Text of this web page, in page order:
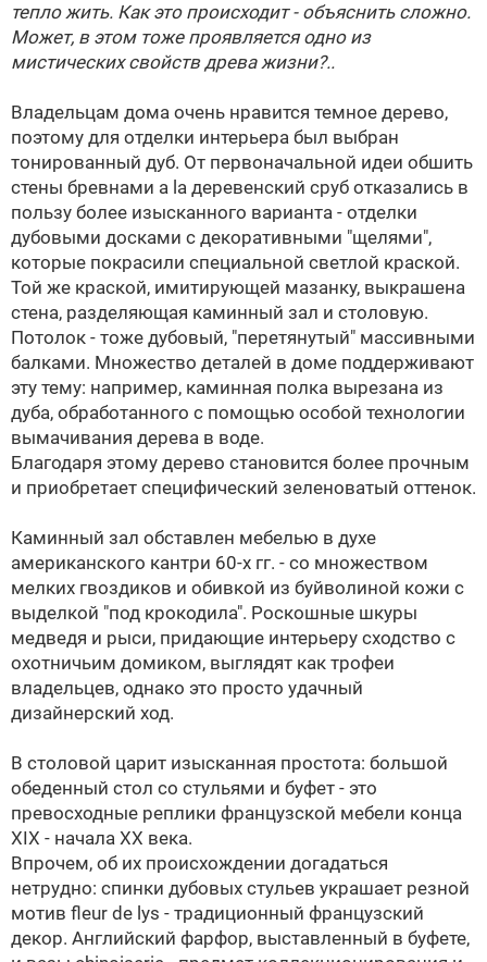
тепло жить. Как это происходит - объяснить сложно.
Может, в этом тоже проявляется одно из
мистических свойств древа жизни?..
Владельцам дома очень нравится темное дерево,
поэтому для отделки интерьера был выбран
тонированный дуб. От первоначальной идеи обшить
стены бревнами a la деревенский сруб отказались в
пользу более изысканного варианта - отделки
дубовыми досками с декоративными "щелями",
которые покрасили специальной светлой краской.
Той же краской, имитирующей мазанку, выкрашена
стена, разделяющая каминный зал и столовую.
Потолок - тоже дубовый, "перетянутый" массивными
балками. Множество деталей в доме поддерживают
эту тему: например, каминная полка вырезана из
дуба, обработанного с помощью особой технологии
вымачивания дерева в воде.
Благодаря этому дерево становится более прочным
и приобретает специфический зеленоватый оттенок.
Каминный зал обставлен мебелью в духе
американского кантри 60-х гг. - со множеством
мелких гвоздиков и обивкой из буйволиной кожи с
выделкой "под крокодила". Роскошные шкуры
медведя и рыси, придающие интерьеру сходство с
охотничьим домиком, выглядят как трофеи
владельцев, однако это просто удачный
дизайнерский ход.
В столовой царит изысканная простота: большой
обеденный стол со стульями и буфет - это
превосходные реплики французской мебели конца
XIX - начала XX века.
Впрочем, об их происхождении догадаться
нетрудно: спинки дубовых стульев украшает резной
мотив fleur de lys - традиционный французский
декор. Английский фарфор, выставленный в буфете,